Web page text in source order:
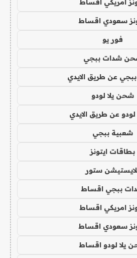
امريكي اقساط
سعودي اقساط
فور يو
شدات ببجي
عن طريق الايدي
شحن يلا لودو
عن طريق الايدي
شعبية ببجي
بطاقات ايتونز
ستور
ببجي اقساط
امريكي اقساط
سعودي اقساط
يلا لودو اقساط